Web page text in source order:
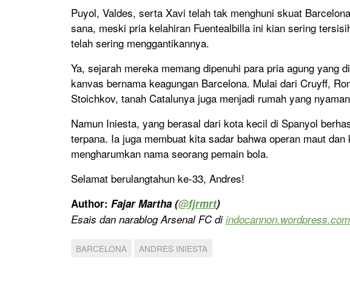
Puyol, Valdes, serta Xavi telah tak menghuni skuat
sana, meski pria kelahiran Fuentealbilla ini kian sering
telah sering menggantikannya.
Ya, sejarah mereka memang dipenuhi para pria agung yang
kanvas bernama keagungan Barcelona. Mulai dari Cruyff,
Stoichkov, tanah Catalunya juga menjadi rumah yang
Namun Iniesta, yang berasal dari kota kecil di Spanyol
terpana. Ia juga membuat kita sadar bahwa operan maut
mengharumkan nama seorang pemain bola.
Selamat berulangtahun ke-33, Andres!
Author: Fajar Martha (@fjrmrt)
Esais dan narablog Arsenal FC diindocannon.wordpress.com
BARCELONA ANDRES INIESTA